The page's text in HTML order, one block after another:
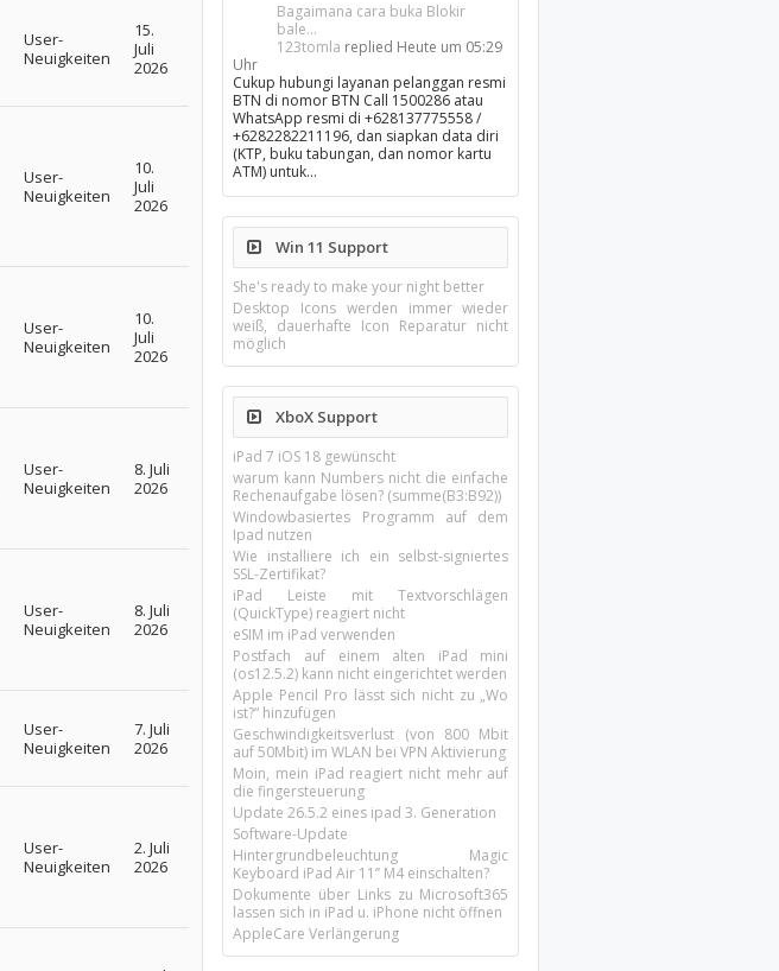
User-
Neuigkeiten
15.
Juli
2026
User-
Neuigkeiten
10.
Juli
2026
User-
Neuigkeiten
10.
Juli
2026
User-
Neuigkeiten
8. Juli
2026
User-
Neuigkeiten
8. Juli
2026
User-
Neuigkeiten
7. Juli
2026
User-
Neuigkeiten
2. Juli
2026
Bagaimana cara buka Blokir
bale...
123tomla replied Heute um 05:29
Uhr
Cukup hubungi layanan pelanggan resmi
BTN di nomor BTN Call 1500286 atau
WhatsApp resmi di +628137775558 /
+6282282211196, dan siapkan data diri
(KTP, buku tabungan, dan nomor kartu
ATM) untuk…
Win 11 Support
She's ready to make your night better
Desktop Icons werden immer wieder
weiß, dauerhafte Icon Reparatur nicht
möglich
XboX Support
iPad 7 iOS 18 gewünscht
warum kann Numbers nicht die einfache
Rechenaufgabe lösen? (summe(B3:B92))
Windowbasiertes Programm auf dem
Ipad nutzen
Wie installiere ich ein selbst-signiertes
SSL-Zertifikat?
iPad Leiste mit Textvorschlägen
(QuickType) reagiert nicht
eSIM im iPad verwenden
Postfach auf einem alten iPad mini
(os12.5.2) kann nicht eingerichtet werden
Apple Pencil Pro lässt sich nicht zu „Wo
ist?“ hinzufügen
Geschwindigkeitsverlust (von 800 Mbit
auf 50Mbit) im WLAN bei VPN Aktivierung
Moin, mein iPad reagiert nicht mehr auf
die fingersteuerung
Update 26.5.2 eines ipad 3. Generation
Software-Update
Hintergrundbeleuchtung Magic
Keyboard iPad Air 11’’ M4 einschalten?
Dokumente über Links zu Microsoft365
lassen sich in iPad u. iPhone nicht öffnen
AppleCare Verlängerung